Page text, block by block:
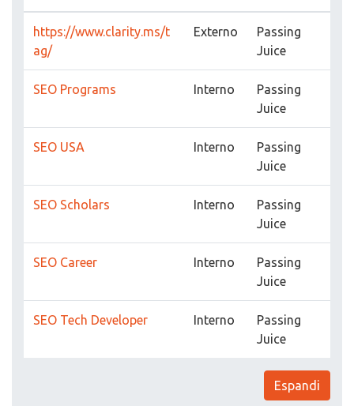
https://www.clarity.ms/t
ag/
Externo
Passing
Juice
SEO Programs Interno
Passing
Juice
SEO USA Interno
Passing
Juice
SEO Scholars Interno
Passing
Juice
SEO Career Interno
Passing
Juice
SEO Tech Developer Interno
Passing
Juice
Espandi